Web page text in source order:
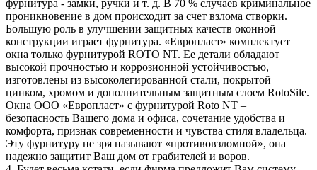
фурнитура - замки, ручки и т. д. В 70 % случаев криминальное
проникновение в дом происходит за счет взлома створки.
Большую роль в улучшении защитных качеств оконной
конструкции играет фурнитура. «Европласт» комплектует
окна только фурнитурой ROTO NT. Ее детали обладают
высокой прочностью и коррозионной устойчивостью,
изготовлены из высоколегированной стали, покрытой
цинком, хромом и дополнительным защитным слоем RotoSile.
Окна ООО «Европласт» с фурнитурой Roto NT –
безопасность Вашего дома и офиса, сочетание удобства и
комфорта, признак современности и чувства стиля владельца.
Эту фурнитуру не зря называют «противовзломной», она
надежно защитит Ваш дом от грабителей и воров.